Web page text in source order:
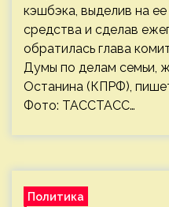
кэшбэка, выделив на
средства и сделав
обратилась глава
Думы по делам семьи,
Останина (КПРФ),
Фото: ТАССТАСС…
Политика